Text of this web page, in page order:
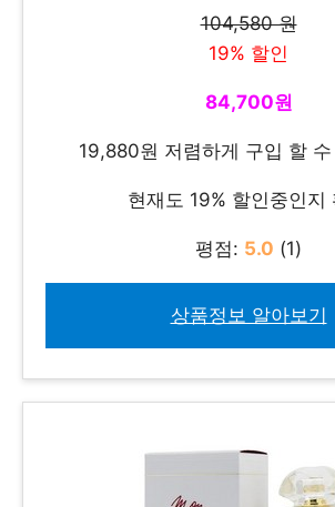
104,580 원
19% 할인
84,700원
19,880원 저렴하게 구입 할
현재도 19% 할인중인지
평점: 5.0 (1)
상품정보 알아보기